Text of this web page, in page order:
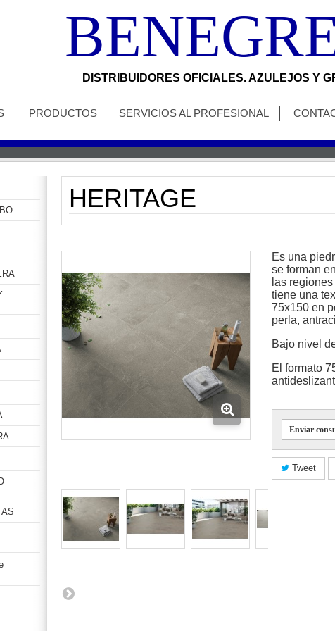
DISTRIBUIDORES OFICIALES. AZULEJOS Y
PRODUCTOS SERVICIOS AL PROFESIONAL
HERITAGE
Es una
se forman
las
tiene una
75x150 en
perla,
Bajo nivel
El formato
Enviar
Tweet